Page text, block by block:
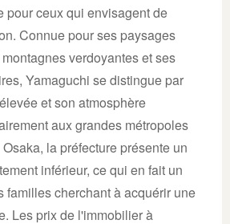
pour ceux qui envisagent de
Connue pour ses paysages
verdoyantes et ses
Yamaguchi se distingue par
et son atmosphère
aux grandes métropoles
la préfecture présente un
inférieur, ce qui en fait un
familles cherchant à acquérir une
Les prix de l'immobilier à